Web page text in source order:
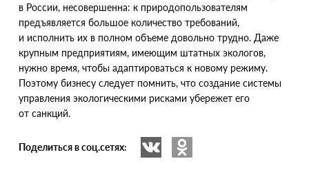
в России, несовершенна: к природопользователям
предъявляется большое количество требований,
и исполнить их в полном объеме довольно трудно. Даже
крупным предприятиям, имеющим штатных экологов,
нужно время, чтобы адаптироваться к новому режиму.
Поэтому бизнесу следует помнить, что создание системы
управления экологическими рисками убережет его
от санкций.
Поделиться в соц.сетях: